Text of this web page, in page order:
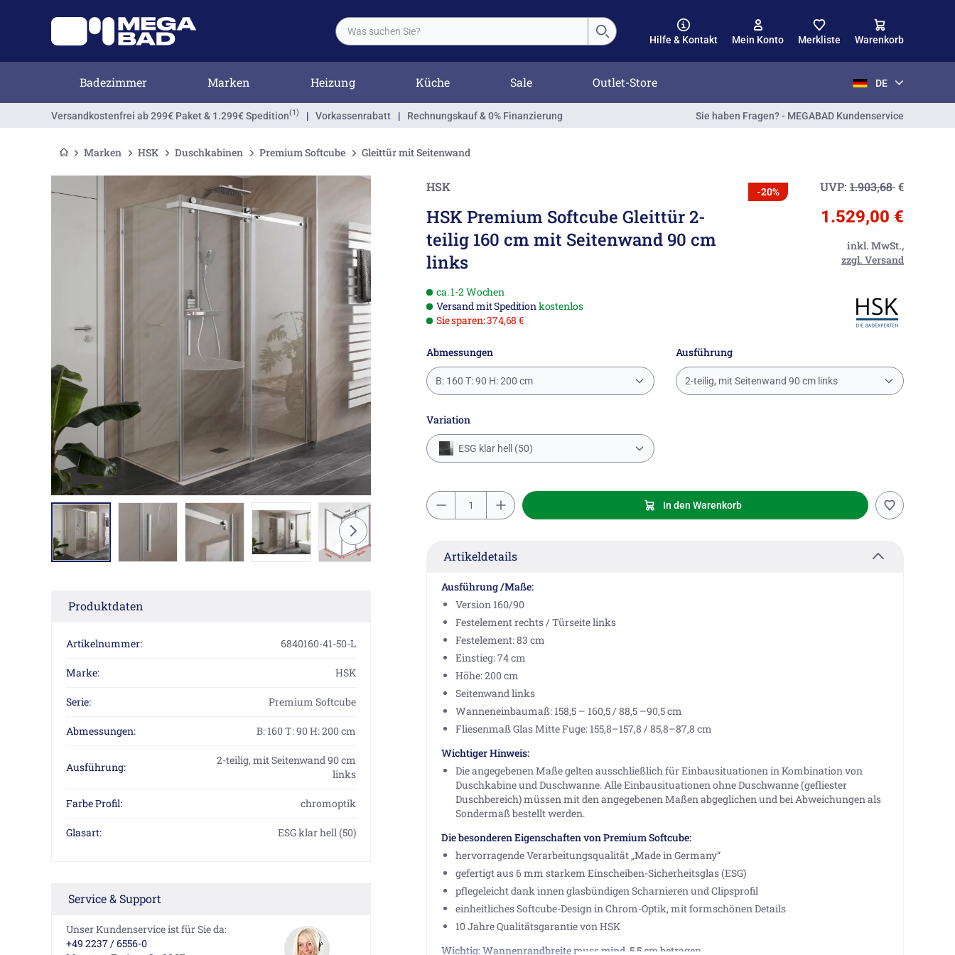
Hilfe & Kontakt Mein Konto Merkliste Warenkorb
Badezimmer Marken Heizung Küche Sale Outlet-Store DE
Versandkostenfrei ab 299€ Paket & 1.299€ Spedition(1) | Vorkassenrabatt | Rechnungskauf & 0% Finanzierung Sie haben Fragen? - MEGABAD Kundenservice
Marken HSK Duschkabinen Premium Softcube Gleittür mit Seitenwand
Produktdaten
Artikelnummer: 6840160-41-50-L
Marke: HSK
Serie: Premium Softcube
Abmessungen: B: 160 T: 90 H: 200 cm
Ausführung:
2-teilig, mit Seitenwand 90 cm
links
Farbe Profil: chromoptik
Glasart: ESG klar hell (50)
Service & Support
Unser Kundenservice ist für Sie da:
+49 2237 / 6556-0
HSK
HSK Premium Softcube Gleittür 2-
teilig 160 cm mit Seitenwand 90 cm
links
-20% UVP: 1.903,68€
1.529,00 €
inkl. MwSt.,
zzgl. Versand
ca. 1-2 Wochen
Versand mit Speditionkostenlos
Sie sparen: 374,68 €
Abmessungen
B: 160 T: 90 H: 200 cm
Ausführung
2-teilig, mit Seitenwand 90 cm links
Variation
ESG klar hell (50)
In den Warenkorb
Artikeldetails
Ausführung /Maße:
Version 160/90
Festelement rechts / Türseite links
Festelement: 83 cm
Einstieg: 74 cm
Höhe: 200 cm
Seitenwand links
Wanneneinbaumaß: 158,5 – 160,5 / 88,5 –90,5 cm
Fliesenmaß Glas Mitte Fuge: 155,8–157,8 / 85,8–87,8 cm
Wichtiger Hinweis:
Die angegebenen Maße gelten ausschließlich für Einbausituationen in Kombination von
Duschkabine und Duschwanne. Alle Einbausituationen ohne Duschwanne (gefliester
Duschbereich) müssen mit den angegebenen Maßen abgeglichen und bei Abweichungen als
Sondermaß bestellt werden.
Die besonderen Eigenschaften von Premium Softcube:
hervorragende Verarbeitungsqualität „Made in Germany“
gefertigt aus 6 mm starkem Einscheiben-Sicherheitsglas (ESG)
pflegeleicht dank innen glasbündigen Scharnieren und Clipsprofil
einheitliches Softcube-Design in Chrom-Optik, mit formschönen Details
10 Jahre Qualitätsgarantie von HSK
Wichtig: Wannenrandbreite muss mind. 5,5 cm betragen